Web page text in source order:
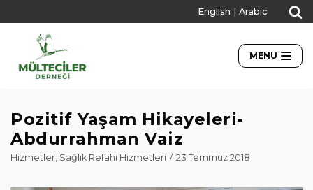
English Arabic
MENU
Pozitif Yaşam Hikayeleri-
Abdurrahman Vaiz
Hizmetler, Sağlık Refahı Hizmetleri 23 Temmuz 2018